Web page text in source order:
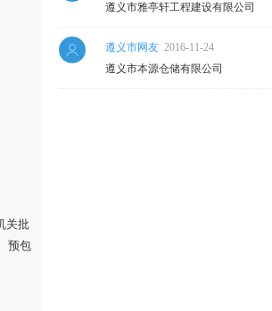
关批
预包
遵义市雅亭轩工程建设有限公司
遵义市网友 2016-11-24
遵义市本源仓储有限公司